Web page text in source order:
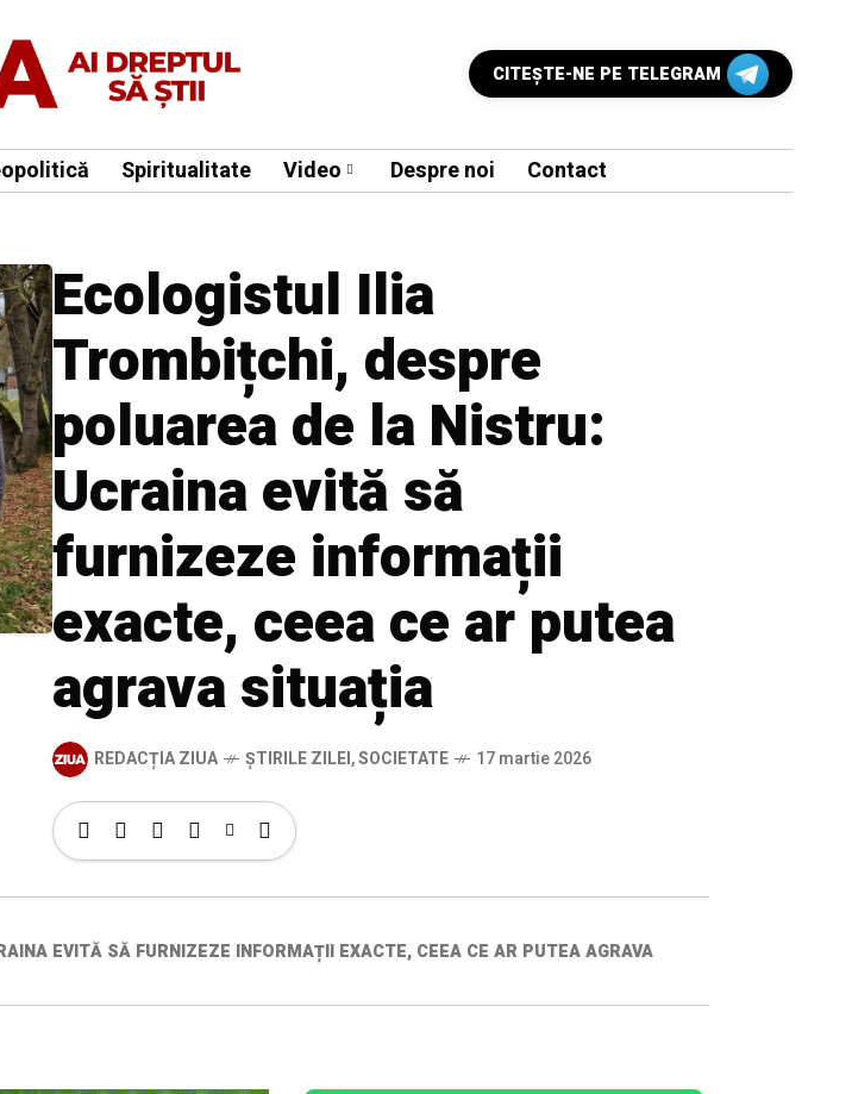
CITEŞTE-NE PE TELEGRAM
Spiritualitate Video Despre noi Contact
Ecologistul Ilia
Trombițchi, despre
poluarea de la Nistru:
Ucraina evită să
furnizeze informații
exacte, ceea ce ar putea
agrava situația
REDACȚIA ZIUA ȘTIRILE ZILEI,SOCIETATE 17 martie 2026
EVITĂ SĂ FURNIZEZE INFORMAȚII EXACTE, CEEA CE AR PUTEA AGRAVA